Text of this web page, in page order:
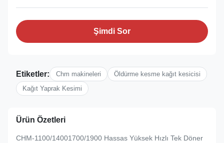
Şimdi Sor
Etiketler: Chm makineleri
Öldürme kesme kağıt kesicisi
Kağıt Yaprak Kesimi
Ürün Özetleri
CHM-1100/14001700/1900 Hassas Yüksek Hızlı Tek Döner